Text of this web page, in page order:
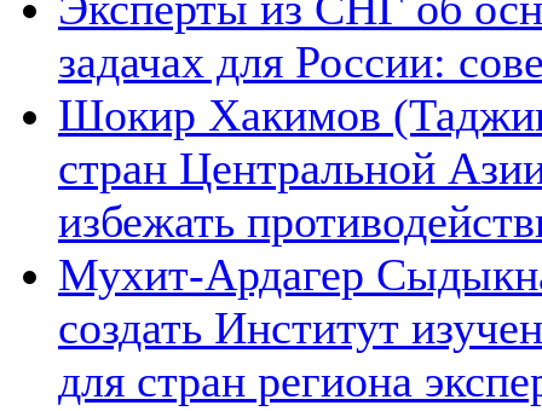
задачах для России:
Шокир Хакимов
стран Центральной
избежать
Мухит-Ардагер
создать Институт
для стран региона